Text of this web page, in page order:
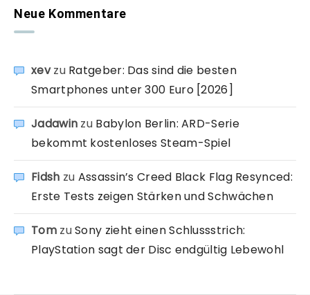
Neue Kommentare
xevzu Ratgeber: Das sind die besten
Smartphones unter 300 Euro [2026]
Jadawin zu Babylon Berlin: ARD-Serie
bekommt kostenloses Steam-Spiel
Fidsh zu Assassin’s Creed Black Flag Resynced:
Erste Tests zeigen Stärken und Schwächen
TomzuSony zieht einen Schlussstrich:
PlayStation sagt der Disc endgültig Lebewohl